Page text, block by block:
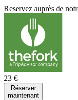
Reservez auprès de
23 €
Réserver
maintenant